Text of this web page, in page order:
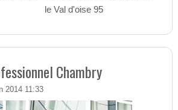
le Val d'oise 95
Chambry
2014 11:33